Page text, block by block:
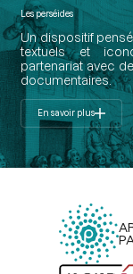
Les perséides
Un dispositif
textuels et
partenariat avec
documentaires.
En savoir plus